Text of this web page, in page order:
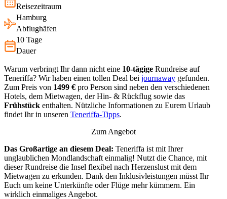
Reisezeitraum
Hamburg
Abflughäfen
10 Tage
Dauer
Warum verbringt Ihr dann nicht eine 10-tägige Rundreise auf
Teneriffa? Wir haben einen tollen Deal bei journaway gefunden.
Zum Preis von 1499 € pro Person sind neben den verschiedenen
Hotels, dem Mietwagen, der Hin- & Rückflug sowie das
Frühstück enthalten. Nützliche Informationen zu Eurem Urlaub
findet Ihr in unseren Teneriffa-Tipps.
Zum Angebot
Das Großartige an diesem Deal: Teneriffa ist mit Ihrer
unglaublichen Mondlandschaft einmalig! Nutzt die Chance, mit
dieser Rundreise die Insel flexibel nach Herzenslust mit dem
Mietwagen zu erkunden. Dank den Inklusivleistungen müsst Ihr
Euch um keine Unterkünfte oder Flüge mehr kümmern. Ein
wirklich einmaliges Angebot.